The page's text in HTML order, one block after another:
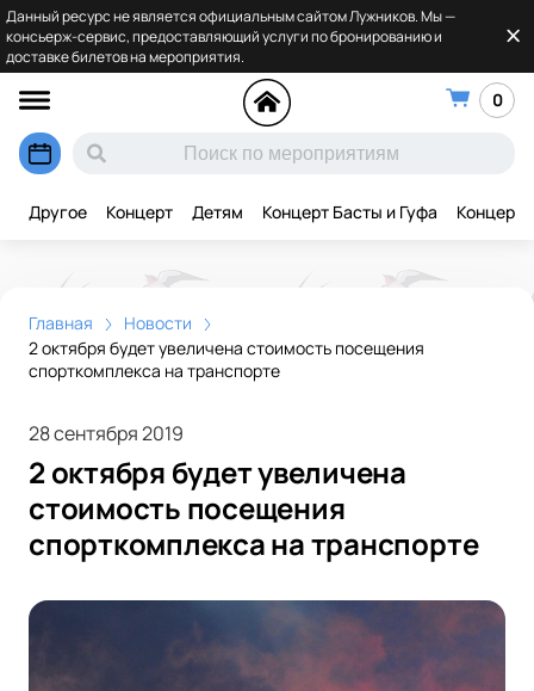
Данный ресурс не является официальным сайтом Лужников. Мы —
консьерж-сервис, предоставляющий услуги по бронированию и
доставке билетов на мероприятия.
0
Другое Концерт Детям Концерт Басты и Гуфа Концерт
Главная
Новости
2 октября будет увеличена стоимость посещения
спорткомплекса на транспорте
28 сентября 2019
2 октября будет увеличена
стоимость посещения
спорткомплекса на транспорте